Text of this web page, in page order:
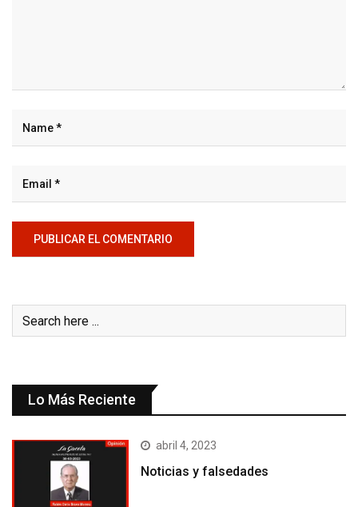
Lo Más Reciente
abril 4, 2023
Noticias y falsedades